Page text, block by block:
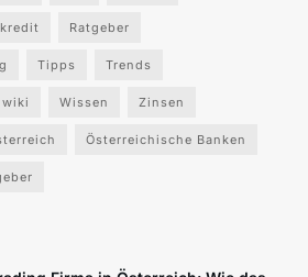
Ratgeber
Tipps Trends
wiki Wissen Zinsen
Österreichische Banken